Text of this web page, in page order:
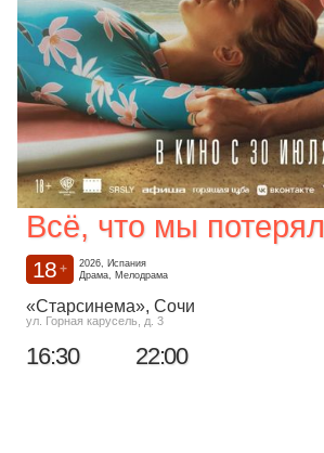
Всё, что мы
18 +
2026, Испания
Драма, Мелодрама
«Старсинема», Сочи
ул. Горная карусель, д. 3
16:30 22:00